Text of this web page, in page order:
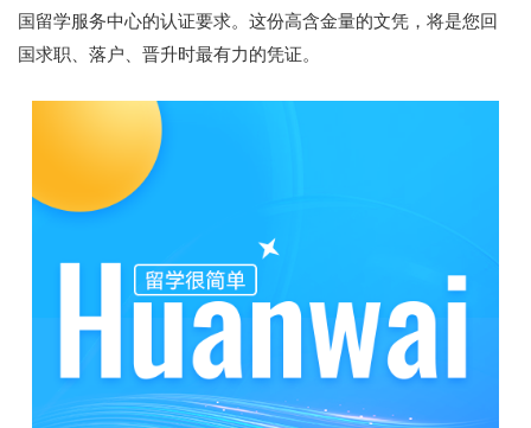
国留学服务中心的认证要求。这份高含金量的文凭，将是您回
国求职、落户、晋升时最有力的凭证。